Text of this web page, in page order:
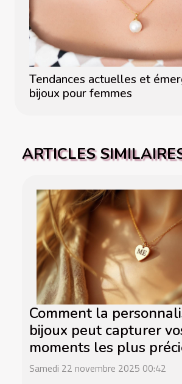
Tendances actuelles et
bijoux pour femmes
ARTICLES
Comment la
bijoux peut capturer
moments les plus
Samedi 22 novembre 2025 00:42